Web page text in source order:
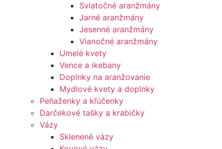
Sviatočné aranžmány
Jarné aranžmány
Jesenné aranžmány
Vianočné aranžmány
Umelé kvety
Vence a ikebany
Doplnky na aranžovanie
Mydlové kvety a doplnky
Peňaženky a kľúčenky
Darčekové tašky a krabičky
Vázy
Sklenené vázy